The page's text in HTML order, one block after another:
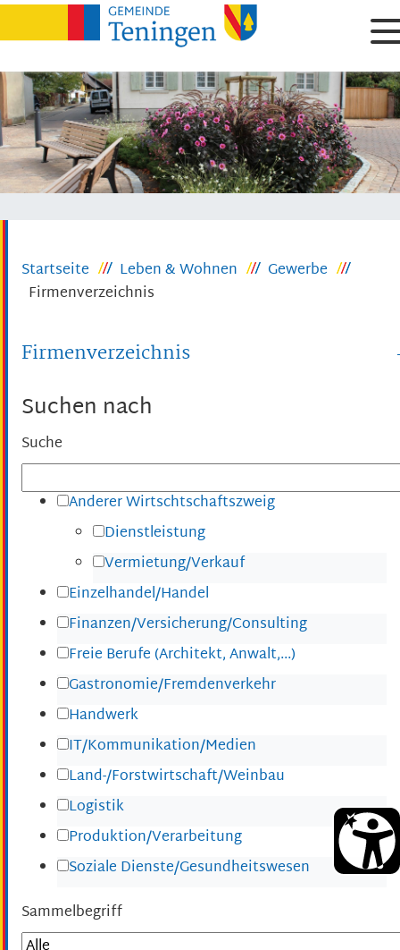
Startseite Leben & Wohnen
Gewerbe
Firmenverzeichnis
Firmenverzeichnis
Suchen nach
Suche
Anderer Wirtschtschaftszweig
Dienstleistung
Vermietung/Verkauf
Einzelhandel/Handel
Finanzen/Versicherung/Consulting
Freie Berufe (Architekt, Anwalt,...)
Gastronomie/Fremdenverkehr
Handwerk
IT/Kommunikation/Medien
Land-/Forstwirtschaft/Weinbau
Logistik
Produktion/Verarbeitung
Soziale Dienste/Gesundheitswesen
Sammelbegriff